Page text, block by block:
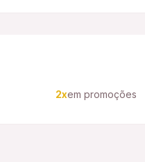
2xem promoções